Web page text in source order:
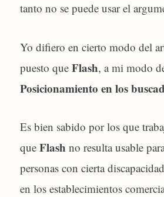
tanto no se puede usar el
Yo difiero en cierto modo del
puesto queFlash, a mi modo
Posicionamiento en los
Es bien sabido por los que
queFlash no resulta usable
personas con cierta
en los establecimientos